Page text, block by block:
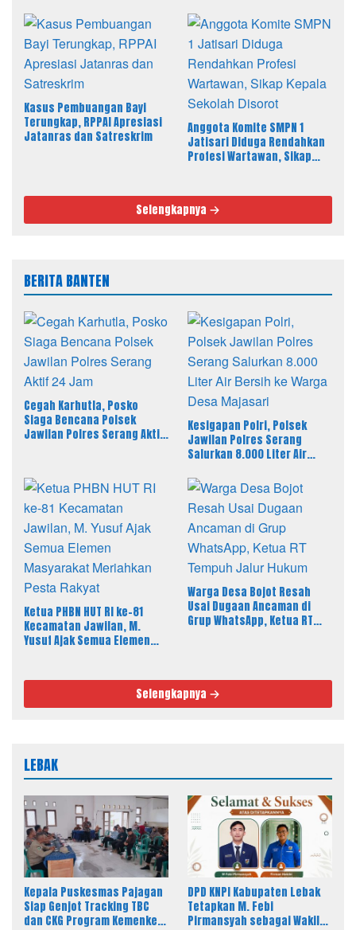
Kasus Pembuangan Bayi
Terungkap, RPPAI Apresiasi
Jatanras dan Satreskrim
Anggota Komite SMPN 1
Jatisari Diduga Rendahkan
Profesi Wartawan, Sikap
Selengkapnya
BERITA BANTEN
Cegah Karhutla, Posko
Siaga Bencana Polsek
Jawilan Polres Serang Aktif
Kesigapan Polri, Polsek
Jawilan Polres Serang
Salurkan 8.000 Liter Air
Majasari
Ketua PHBN HUT RI ke-81
Kecamatan Jawilan, M.
Yusuf Ajak Semua Elemen
Warga Desa Bojot Resah
Usai Dugaan Ancaman di
Grup WhatsApp, Ketua RT
Selengkapnya
LEBAK
Kepala Puskesmas Pajagan
Siap Genjot Tracking TBC
dan CKG Program Kemenkes
DPD KNPI Kabupaten Lebak
Tetapkan M. Febi
Pirmansyah sebagai Wakil